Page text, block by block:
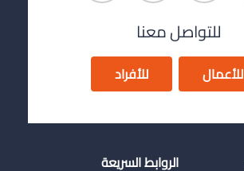
للتواصل معنا
للأعمال للأفراد
الروابط السريعة